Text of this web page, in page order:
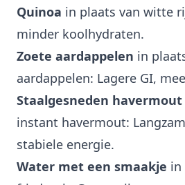
Quinoa in plaats van witte
minder koolhydraten.
Zoete aardappelen in
aardappelen: Lagere GI,
Staalgesneden havermout
instant havermout:
stabiele energie.
Water met een smaakje in